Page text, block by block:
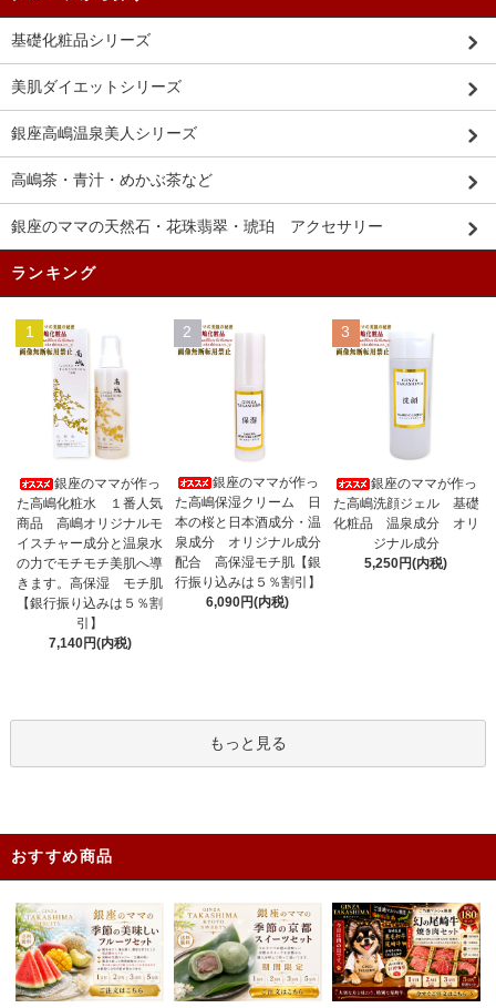
基礎化粧品シリーズ
美肌ダイエットシリーズ
銀座高嶋温泉美人シリーズ
高嶋茶・青汁・めかぶ茶など
銀座のママの天然石・花珠翡翠・琥珀 アクセサリー
ランキング
1
銀座のママが作っ
た高嶋化粧水 １番人気
商品 高嶋オリジナルモ
イスチャー成分と温泉水
の力でモチモチ美肌へ導
きます。高保湿 モチ肌
【銀行振り込みは５％割
引】
7,140円(内税)
2
銀座のママが作っ
た高嶋保湿クリーム 日
本の桜と日本酒成分・温
泉成分 オリジナル成分
配合 高保湿モチ肌【銀
行振り込みは５％割引】
6,090円(内税)
3
銀座のママが作っ
た高嶋洗顔ジェル 基礎
化粧品 温泉成分 オリ
ジナル成分
5,250円(内税)
もっと見る
おすすめ商品